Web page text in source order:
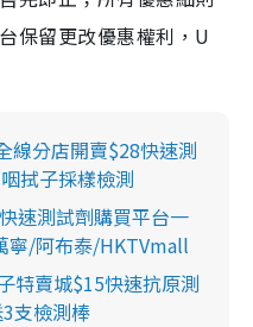
保留更改優惠權利，U
線分店開賣$28快速測
拭子採樣檢測
速測試劑購買平台一
寧/阿布泰/HKTVmall
特賣城$15快速抗原測
支檢測棒